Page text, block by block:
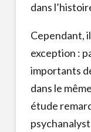
dans
Cependant,
exception :
importants
dans le
étude